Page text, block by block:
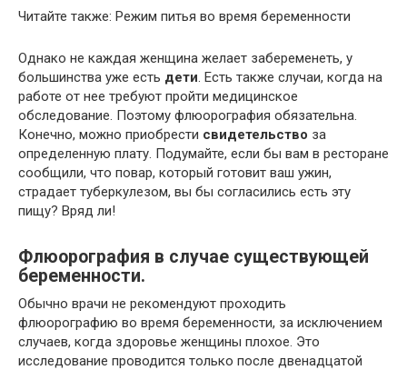
Читайте также: Режим питья во время беременности
Однако не каждая женщина желает забеременеть, у
большинства уже есть дети. Есть также случаи, когда на
работе от нее требуют пройти медицинское
обследование. Поэтому флюорография обязательна.
Конечно, можно приобрести свидетельство за
определенную плату. Подумайте, если бы вам в ресторане
сообщили, что повар, который готовит ваш ужин,
страдает туберкулезом, вы бы согласились есть эту
пищу? Вряд ли!
Флюорография в случае существующей
беременности.
Обычно врачи не рекомендуют проходить
флюорографию во время беременности, за исключением
случаев, когда здоровье женщины плохое. Это
исследование проводится только после двенадцатой